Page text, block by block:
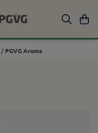
/ PGVG Aroma